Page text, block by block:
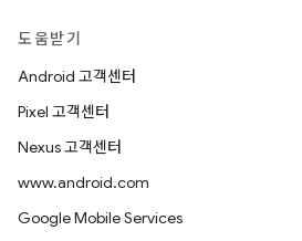
도움받기
Android 고객센터
Pixel 고객센터
Nexus 고객센터
www.android.com
Google Mobile Services